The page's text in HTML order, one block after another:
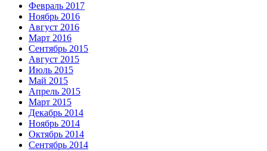
Февраль 2017
Ноябрь 2016
Август 2016
Март 2016
Сентябрь 2015
Август 2015
Июль 2015
Май 2015
Апрель 2015
Март 2015
Декабрь 2014
Ноябрь 2014
Октябрь 2014
Сентябрь 2014